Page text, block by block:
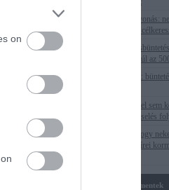
on
az
munkával…
Uniós pénzelvonás:
Budapest van
Az EU-s
végszámlája: túl az
Veszteséglista:
Paks II.: még el sem
válságmenedzselés
Megnéztük, hogy
Egy hét M1 hírei
Utolsó kommentek